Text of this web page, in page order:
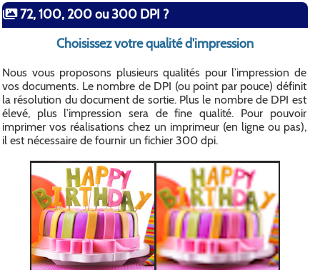
72, 100, 200 ou 300 DPI ?
Choisissez votre qualité d'impression
Nous vous proposons plusieurs qualités pour l’impression de
vos documents. Le nombre de DPI (ou point par pouce) définit
la résolution du document de sortie. Plus le nombre de DPI est
élevé, plus l’impression sera de fine qualité. Pour pouvoir
imprimer vos réalisations chez un imprimeur (en ligne ou pas),
il est nécessaire de fournir un fichier 300 dpi.